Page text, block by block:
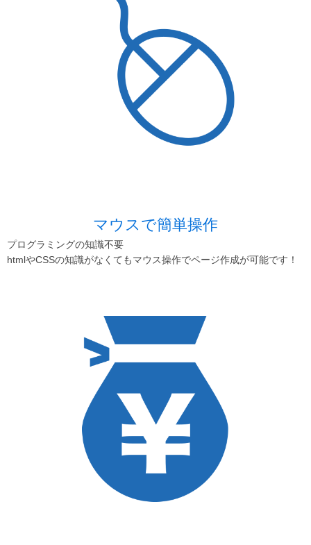
マウスで簡単操作
プログラミングの知識不要
htmlやCSSの知識がなくてもマウス操作でページ作成が可能です！